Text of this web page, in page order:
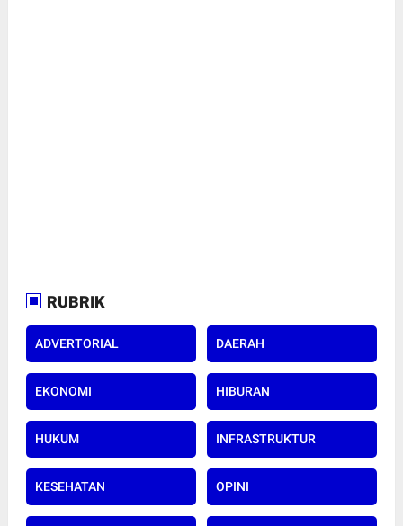
RUBRIK
ADVERTORIAL DAERAH
EKONOMI HIBURAN
HUKUM INFRASTRUKTUR
KESEHATAN OPINI